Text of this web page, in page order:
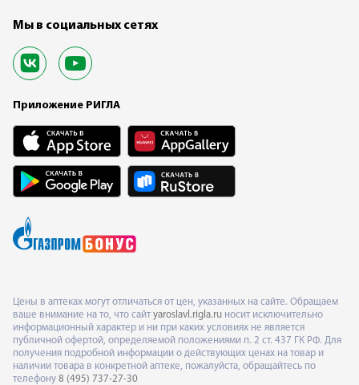
Мы в социальных сетях
Приложение РИГЛА
Цены в аптеках могут отличаться от цен, указанных на сайте. Обращаем
ваше внимание на то, что сайт yaroslavl.rigla.ru носит исключительно
информационный характер и ни при каких условиях не является
публичной офертой, определяемой положениями п. 2 ст. 437 ГК РФ. Для
получения подробной информации о действующих ценах на товар и
наличии товара в конкретной аптеке, пожалуйста, обращайтесь по
телефону 8 (495) 737-27-30